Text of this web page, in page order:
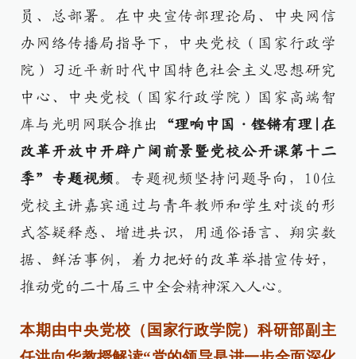
员、总部署。在中央宣传部理论局、中央网信
办网络传播局指导下，中央党校（国家行政学
院）习近平新时代中国特色社会主义思想研究
中心、中央党校（国家行政学院）国家高端智
库与光明网联合推出
“理响中国·铿锵有理|在
改革开放中开辟广阔前景暨党校公开课第十二
季”专题视频。专题视频坚持问题导向，10位
党校主讲嘉宾通过与青年教师和学生对谈的形
式答疑释惑、增进共识，用通俗语言、翔实数
据、鲜活事例，着力把好的改革举措宣传好，
推动党的二十届三中全会精神深入人心。
本期由中央党校（国家行政学院）科研部副主